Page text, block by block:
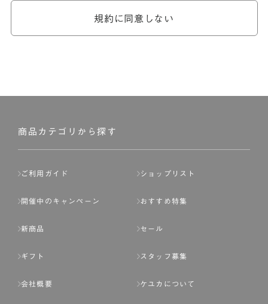
めが優先されるものとします。
ません。
ページへの入力、または弊社が別途指定する方法に従って
基づき判断した場合は、弊社は、その登録を取り消すこと
規約に同意しない
商品カテゴリから探す
ご利用ガイド ショップリスト
開催中のキャンペーン おすすめ特集
新商品 セール
ギフト スタッフ募集
会社概要 ケユカについて